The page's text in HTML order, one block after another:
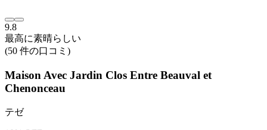
9.8
最高に素晴らしい
(50 件の口コミ)
Maison Avec Jardin Clos Entre Beauval et
Chenonceau
テゼ